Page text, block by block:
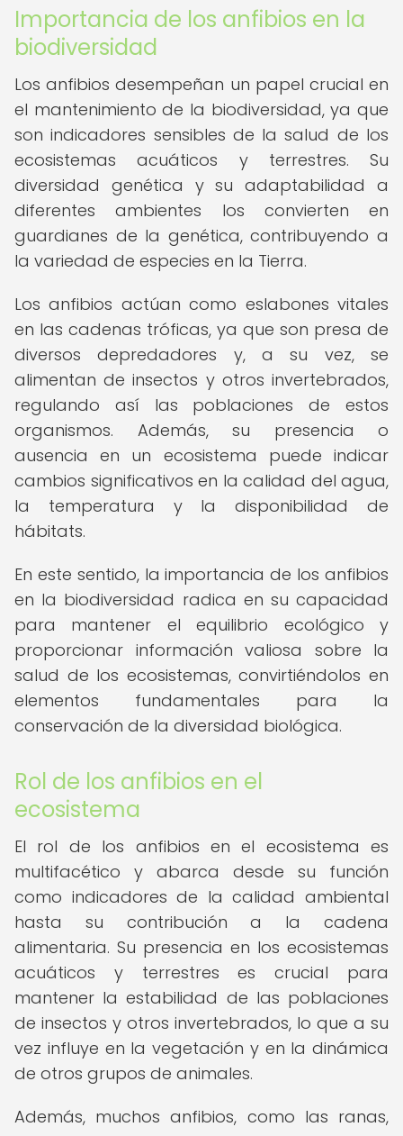
Importancia de los anfibios en la
biodiversidad
Los anfibios desempeñan un papel crucial en
el mantenimiento de la biodiversidad, ya que
son indicadores sensibles de la salud de los
ecosistemas acuáticos y terrestres. Su
diversidad genética y su adaptabilidad a
diferentes ambientes los convierten en
guardianes de la genética, contribuyendo a
la variedad de especies en la Tierra.
Los anfibios actúan como eslabones vitales
en las cadenas tróficas, ya que son presa de
diversos depredadores y, a su vez, se
alimentan de insectos y otros invertebrados,
regulando así las poblaciones de estos
organismos. Además, su presencia o
ausencia en un ecosistema puede indicar
cambios significativos en la calidad del agua,
la temperatura y la disponibilidad de
hábitats.
En este sentido, la importancia de los anfibios
en la biodiversidad radica en su capacidad
para mantener el equilibrio ecológico y
proporcionar información valiosa sobre la
salud de los ecosistemas, convirtiéndolos en
elementos fundamentales para la
conservación de la diversidad biológica.
Rol de los anfibios en el
ecosistema
El rol de los anfibios en el ecosistema es
multifacético y abarca desde su función
como indicadores de la calidad ambiental
hasta su contribución a la cadena
alimentaria. Su presencia en los ecosistemas
acuáticos y terrestres es crucial para
mantener la estabilidad de las poblaciones
de insectos y otros invertebrados, lo que a su
vez influye en la vegetación y en la dinámica
de otros grupos de animales.
Además, muchos anfibios, como las ranas,